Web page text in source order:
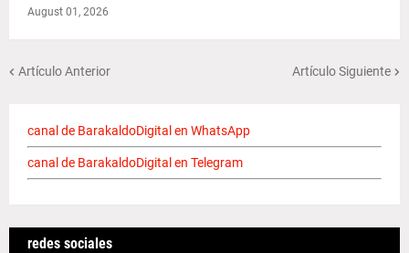
August 01, 2026
Artículo Anterior Artículo Siguiente
canal de BarakaldoDigital en WhatsApp
canal de BarakaldoDigital en Telegram
redes sociales